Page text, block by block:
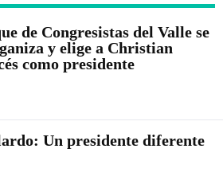
de Congresistas del Valle se
y elige a Christian
como presidente
Un presidente diferente